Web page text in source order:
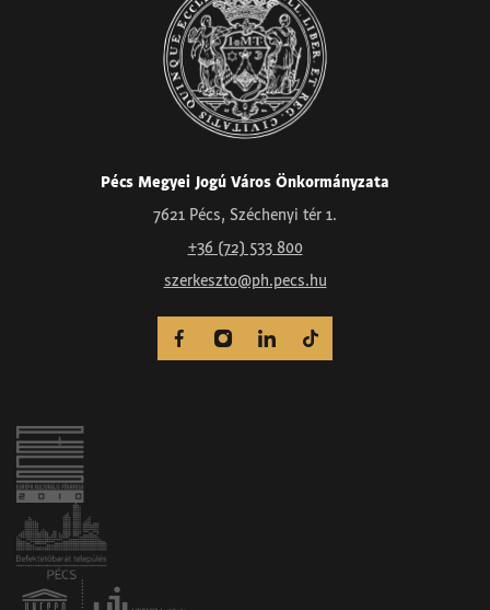
Pécs Megyei Jogú Város Önkormányzata
7621 Pécs, Széchenyi tér 1.
+36 (72) 533 800
szerkeszto@ph.pecs.hu